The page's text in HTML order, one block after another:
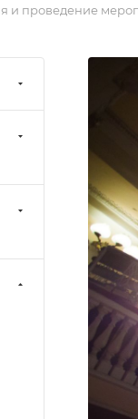
и проведение